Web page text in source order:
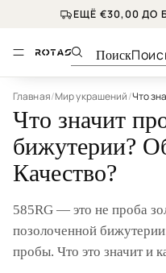
ЕЩЁ €30,00 ДО
Поиск
Главная/Мир украшений/
Что значит
бижутерии?
Качество?
585RG — это не проба
позолоченной
пробы. Что это значит и